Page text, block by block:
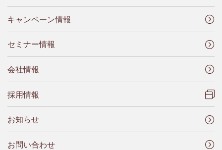
キャンペーン情報
セミナー情報
会社情報
採用情報
お知らせ
お問い合わせ